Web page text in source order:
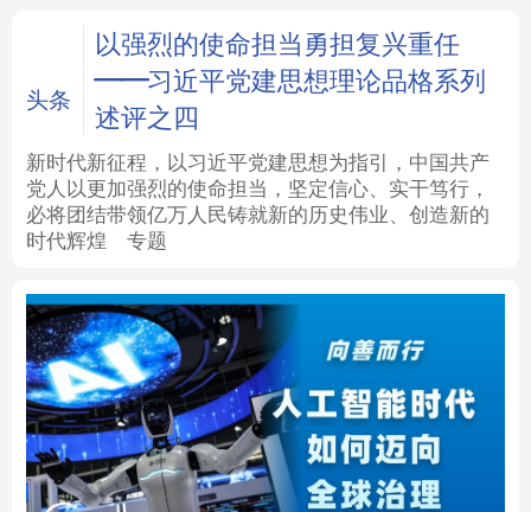
学术中国 乡村振兴 银龄 溯源中国
城市 旅游 能源 会展
彩票 娱乐 时尚 悦读
公益 一带一路 亚太网 上市公司
地方频道
北京 天津 河北 山西
辽宁 吉林 上海 江苏
头条
以强烈的使命担当勇担复兴重任
——习近平党建思想理论品格系列
述评之四
新时代新征程，以习近平党建思想为指引，中国共产
党人以更加强烈的使命担当，坚定信心、实干笃行，
必将团结带领亿万人民铸就新的历史伟业、创造新的
时代辉煌
专题